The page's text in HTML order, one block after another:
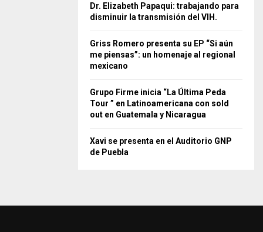
Dr. Elizabeth Papaqui: trabajando para
disminuir la transmisión del VIH.
Griss Romero presenta su EP “Si aún
me piensas”: un homenaje al regional
mexicano
Grupo Firme inicia “La Última Peda
Tour ” en Latinoamericana con sold
out en Guatemala y Nicaragua
Xavi se presenta en el Auditorio GNP
de Puebla